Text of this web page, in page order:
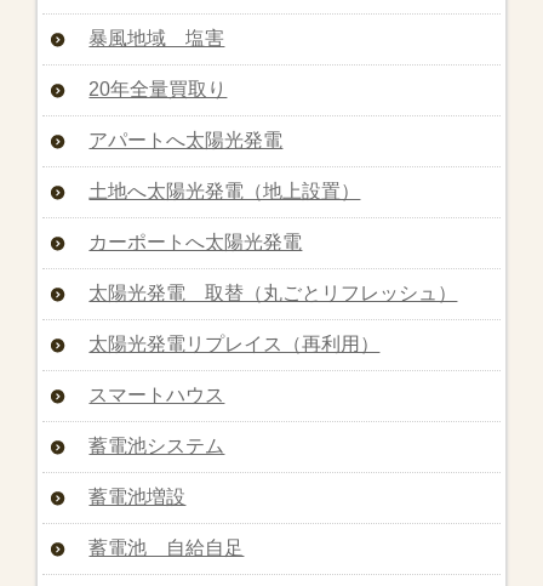
暴風地域 塩害
20年全量買取り
アパートへ太陽光発電
土地へ太陽光発電（地上設置）
カーポートへ太陽光発電
太陽光発電 取替（丸ごとリフレッシュ）
太陽光発電リプレイス（再利用）
スマートハウス
蓄電池システム
蓄電池増設
蓄電池 自給自足